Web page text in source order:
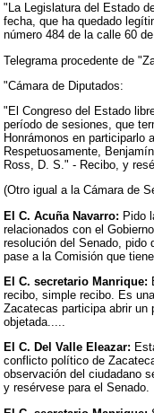
"La Legislatura del Estado
fecha, que ha quedado
número 484 de la calle 60
Telegrama procedente de
"Cámara de Diputados:
"El Congreso del Estado
período de sesiones, que
Honrámonos en participarlo
Respetuosamente,
Ross, D. S." - Recibo, y
(Otro igual a la Cámara de
El C. Acuña Navarro: Pido
relacionados con el
resolución del Senado, pido
pase a la Comisión que
El C. secretario Manrique:
recibo, simple recibo. Es
Zacatecas participa abrir un
objetada.....
El C. Del Valle Eleazar:
conflicto político de
observación del ciudadano
y resérvese para el Senado.